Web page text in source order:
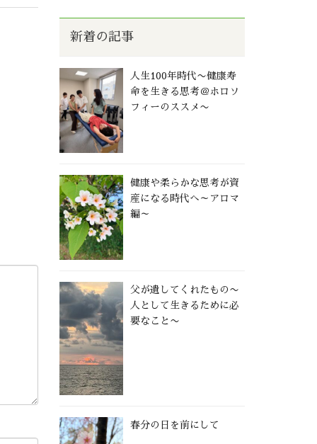
新着の記事
人生100年時代〜健康寿
命を生きる思考＠ホロソ
フィーのススメ〜
健康や柔らかな思考が資
産になる時代へ～アロマ
編～
父が遺してくれたもの〜
人として生きるために必
要なこと〜
春分の日を前にして